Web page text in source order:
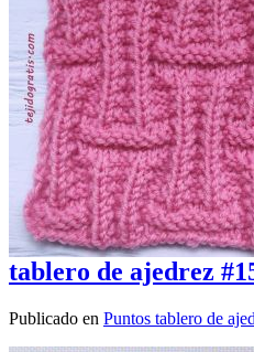
tablero de ajedrez
Publicado en Puntos tablero de